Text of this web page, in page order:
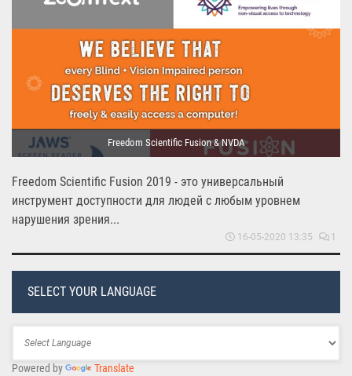
Freedom Scientific Fusion & NVDA
Freedom Scientific Fusion 2019 - это универсальный
инструмент доступности для людей с любым уровнем
нарушения зрения...
16-05-2020 13:35 1
SELECT YOUR LANGUAGE
Powered by Translate